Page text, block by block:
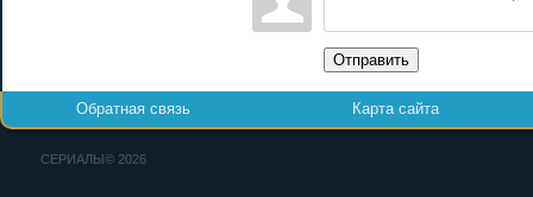
Отправить
Обратная связь Карта сайта
СЕРИАЛЫ© 2026